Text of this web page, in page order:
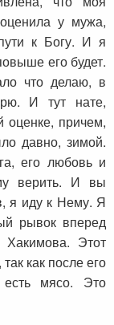
у мужа,
к Богу. И я
его будет.
что делаю, в
И тут нате,
оценке, причем,
давно, зимой.
его любовь и
верить. И вы
я иду к Нему. Я
рывок вперед
Хакимова. Этот
как после его
мясо. Это